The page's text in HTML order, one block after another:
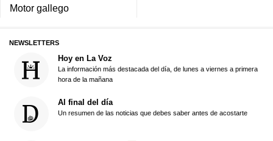
Motor gallego
NEWSLETTERS
Hoy en La Voz
La información más destacada del día, de lunes a viernes a primera
hora de la mañana
Al final del día
Un resumen de las noticias que debes saber antes de acostarte